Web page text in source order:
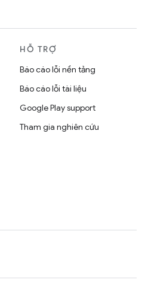
HỖ TRỢ
Báo cáo lỗi nền tảng
Báo cáo lỗi tài liệu
Google Play support
Tham gia nghiên cứu